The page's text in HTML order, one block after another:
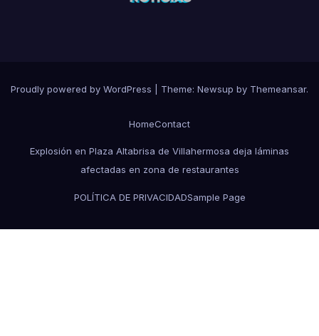
Proudly powered by WordPress Theme: Newsup by Themeansar.
HomeContact
Explosión en Plaza Altabrisa de Villahermosa deja láminas
afectadas en zona de restaurantes
POLÍTICA DE PRIVACIDADSample Page